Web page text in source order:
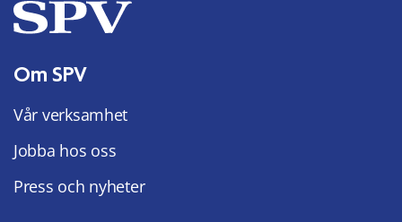
Om SPV
Vår verksamhet
Jobba hos oss
Press och nyheter